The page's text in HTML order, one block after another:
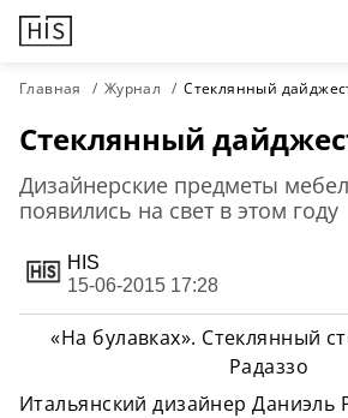
Главная Журнал Стеклянный
Стеклянный
Дизайнерские предметы
появились на свет в этом году
HIS
15-06-2015 17:28
«На булавках». Стеклянный
Радаззо
Итальянский дизайнер Даниэль